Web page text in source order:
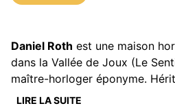
Daniel Roth est une maison
dans la Vallée de Joux (Le
maître-horloger éponyme.
chronométrie classique qu’il a
LIRE LA SUITE